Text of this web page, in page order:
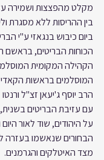
מקלט מהפצצות ושמירה
בין ההריסות ללא מסגרת
ביום כיבוש בנגאזי ע"י
הכוחות הבריטים, בראשם
הקהילה המקומית
המוסלמים בראשות הקאדי
הרב יוסף ג'יעאן זצ"ל
עם עזיבת הבריטים
על היהודים, שוד לאור
הבחורים שנאשמו בעזרה
מצד האיטלקים והגרמנים.